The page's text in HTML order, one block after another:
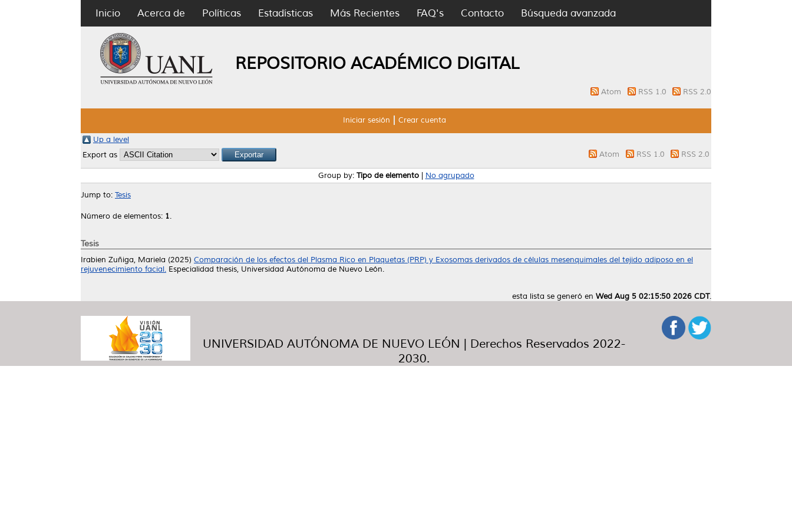
Inicio Acerca de Políticas Estadísticas Más Recientes FAQ's Contacto Búsqueda avanzada
REPOSITORIO ACADÉMICO DIGITAL
Atom RSS 1.0 RSS 2.0
Iniciar sesión Crear cuenta
Up a level
Export as
Atom RSS 1.0 RSS 2.0
Group by: Tipo de elemento| No agrupado
Jump to: Tesis
Número de elementos: 1.
Tesis
Irabien Zuñiga, Mariela (2025) Comparación de los efectos del Plasma Rico en Plaquetas (PRP) y Exosomas derivados de células mesenquimales del tejido adiposo en el
rejuvenecimiento facial. Especialidad thesis, Universidad Autónoma de Nuevo León.
esta lista se generó en Wed Aug 5 02:15:50 2026 CDT.
UNIVERSIDAD AUTÓNOMA DE NUEVO LEÓN | Derechos Reservados 2022-
2030.